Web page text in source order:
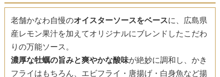
老舗かなわ自慢のオイスターソースをベースに、広島県
産レモン果汁を加えてオリジナルにブレンドしたこだわ
りの万能ソース。
濃厚な牡蠣の旨みと爽やかな酸味が絶妙に調和し、かき
フライはもちろん、エビフライ・唐揚げ・白身魚など揚